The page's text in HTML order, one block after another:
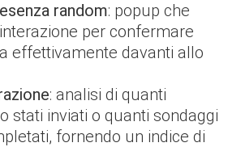
random: popup che
per confermare
effettivamente davanti allo
: analisi di quanti
stati inviati o quanti sondaggi
fornendo un indice di